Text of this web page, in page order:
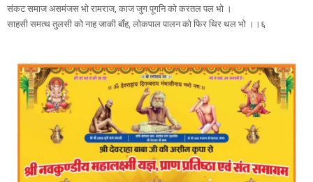
संकट समाज असमंजस भो रामराज, काज जुग पूगनि को करतल पल भो ।
साहसी समत्थ तुलसी को नाह जाकी बाँह, लोकपाल पालन को फिर थिर थल भो ।।६